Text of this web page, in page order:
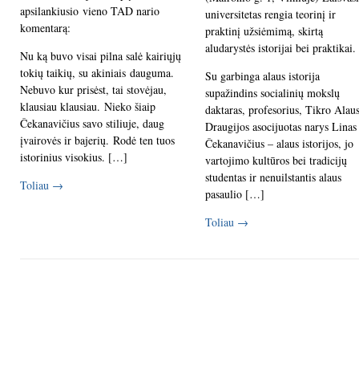
apsilankiusio vieno TAD nario
komentarą:
Nu ką buvo visai pilna salė kairiųjų
tokių taikių, su akiniais dauguma.
Nebuvo kur prisėst, tai stovėjau,
klausiau klausiau. Nieko šiaip
Čekanavičius savo stiliuje, daug
įvairovės ir bajerių. Rodė ten tuos
istorinius visokius. […]
Toliau →
universitetas rengia teorinį ir
praktinį užsiėmimą, skirtą
aludarystės istorijai bei praktikai.
Su garbinga alaus istorija
supažindins socialinių mokslų
daktaras, profesorius, Tikro Alaus
Draugijos asocijuotas narys Linas
Čekanavičius – alaus istorijos, jo
vartojimo kultūros bei tradicijų
studentas ir nenuilstantis alaus
pasaulio […]
Toliau →